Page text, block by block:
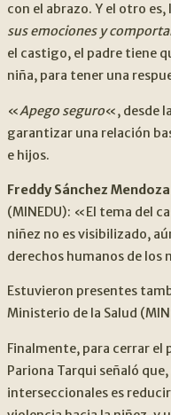
con el abrazo. Y el otro es,
sus emociones y
el castigo, el padre tiene
niña, para tener una
«Apego seguro«, desde
garantizar una relación
e hijos.
Freddy Sánchez Mendoza
(MINEDU): «El tema del
niñez no es visibilizado,
derechos humanos de los
Estuvieron presentes
Ministerio de la Salud
Finalmente, para cerrar el
Pariona Tarqui señaló
interseccionales es